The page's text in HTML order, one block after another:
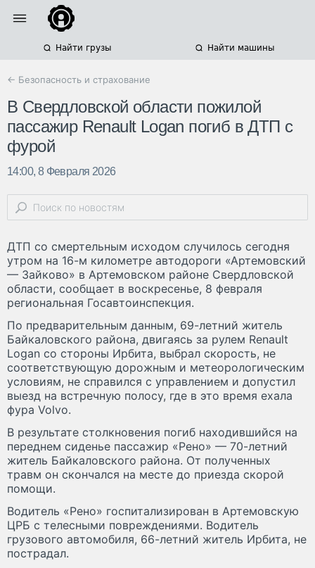
Найти грузы Найти машины
← Безопасность и страхование
В Свердловской области пожилой
пассажир Renault Logan погиб в ДТП с
фурой
14:00, 8 Февраля 2026
ДТП со смертельным исходом случилось сегодня
утром на 16-м километре автодороги «Артемовский
— Зайково» в Артемовском районе Свердловской
области, сообщает в воскресенье, 8 февраля
региональная Госавтоинспекция.
По предварительным данным, 69-летний житель
Байкаловского района, двигаясь за рулем Renault
Logan со стороны Ирбита, выбрал скорость, не
соответствующую дорожным и метеорологическим
условиям, не справился с управлением и допустил
выезд на встречную полосу, где в это время ехала
фура Volvo.
В результате столкновения погиб находившийся на
переднем сиденье пассажир «Рено» — 70-летний
житель Байкаловского района. От полученных
травм он скончался на месте до приезда скорой
помощи.
Водитель «Рено» госпитализирован в Артемовскую
ЦРБ с телесными повреждениями. Водитель
грузового автомобиля, 66-летний житель Ирбита, не
пострадал.